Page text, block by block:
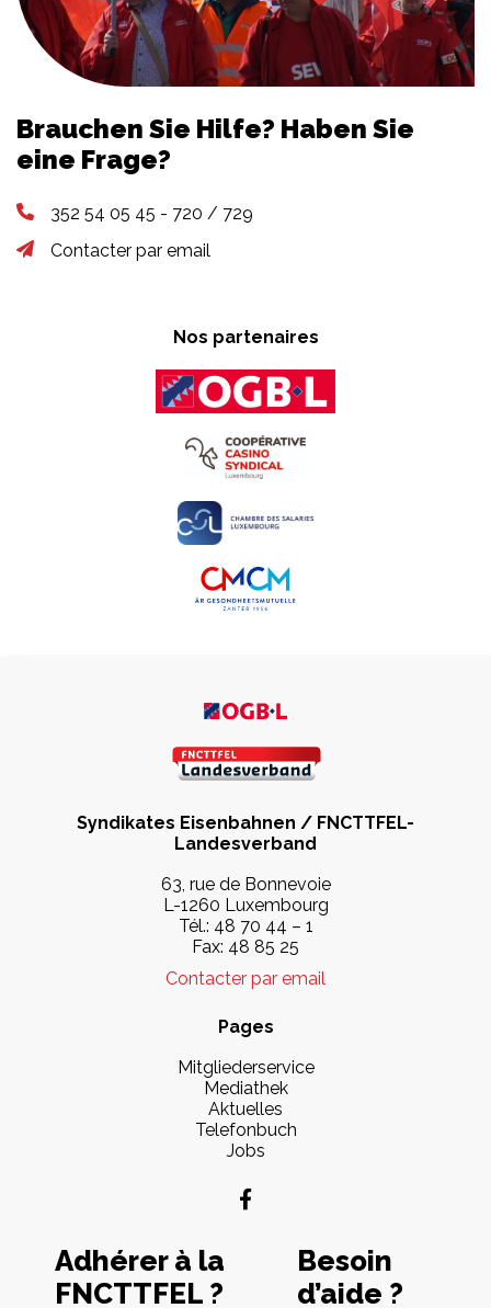
Brauchen Sie Hilfe? Haben Sie
eine Frage?
352 54 05 45 - 720 / 729
Contacter par email
Nos partenaires
Syndikates Eisenbahnen / FNCTTFEL-
Landesverband
63, rue de Bonnevoie
L-1260 Luxembourg
Tél.: 48 70 44 – 1
Fax: 48 85 25
Contacter par email
Pages
Mitgliederservice
Mediathek
Aktuelles
Telefonbuch
Jobs
Adhérer à la
FNCTTFEL ?
Besoin
d’aide ?